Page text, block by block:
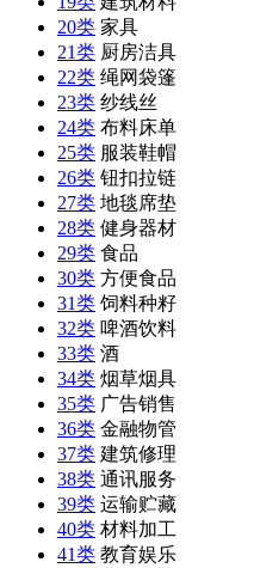
20类 家具
21类 厨房洁具
22类 绳网袋篷
23类 纱线丝
24类 布料床单
25类 服装鞋帽
26类 钮扣拉链
27类 地毯席垫
28类 健身器材
29类 食品
30类 方便食品
31类 饲料种籽
32类 啤酒饮料
33类 酒
34类 烟草烟具
35类 广告销售
36类 金融物管
37类 建筑修理
38类 通讯服务
39类 运输贮藏
40类 材料加工
41类 教育娱乐